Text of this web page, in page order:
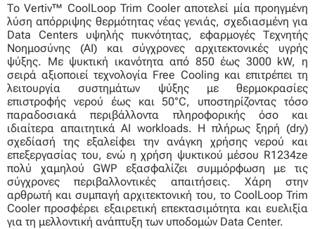
Το Vertiv™ CoolLoop Trim Cooler αποτελεί μία προηγμένη
λύση απόρριψης θερμότητας νέας γενιάς, σχεδιασμένη για
Data Centers υψηλής πυκνότητας, εφαρμογές Τεχνητής
Νοημοσύνης (AI) και σύγχρονες αρχιτεκτονικές υγρής
ψύξης. Με ψυκτική ικανότητα από 850 έως 3000 kW, η
σειρά αξιοποιεί τεχνολογία Free Cooling και επιτρέπει τη
λειτουργία συστημάτων ψύξης με θερμοκρασίες
επιστροφής νερού έως και 50°C, υποστηρίζοντας τόσο
παραδοσιακά περιβάλλοντα πληροφορικής όσο και
ιδιαίτερα απαιτητικά AI workloads. Η πλήρως ξηρή (dry)
σχεδίασή της εξαλείφει την ανάγκη χρήσης νερού και
επεξεργασίας του, ενώ η χρήση ψυκτικού μέσου R1234ze
πολύ χαμηλού GWP εξασφαλίζει συμμόρφωση με τις
σύγχρονες περιβαλλοντικές απαιτήσεις. Χάρη στην
αρθρωτή και συμπαγή αρχιτεκτονική του, το CoolLoop Trim
Cooler προσφέρει εξαιρετική επεκτασιμότητα και ευελιξία
για τη μελλοντική ανάπτυξη των υποδομών Data Center.